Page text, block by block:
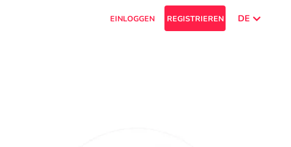
EINLOGGEN REGISTRIEREN DE